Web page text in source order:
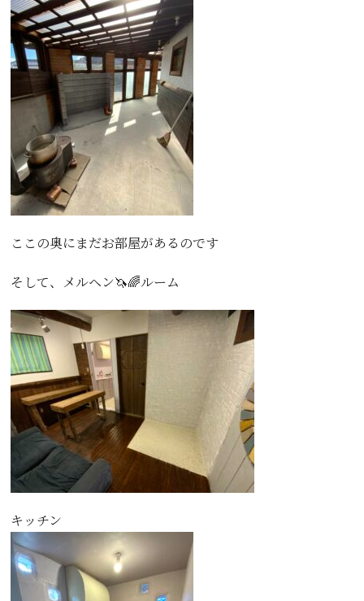
ここの奥にまだお部屋があるのです
そして、メルヘン🦄🌈ルーム
キッチン